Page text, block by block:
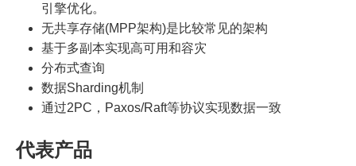
引擎优化。
无共享存储(MPP架构)是比较常见的架构
基于多副本实现高可用和容灾
分布式查询
数据Sharding机制
通过2PC，Paxos/Raft等协议实现数据一致
代表产品